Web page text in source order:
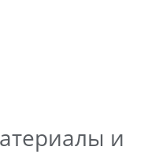
и